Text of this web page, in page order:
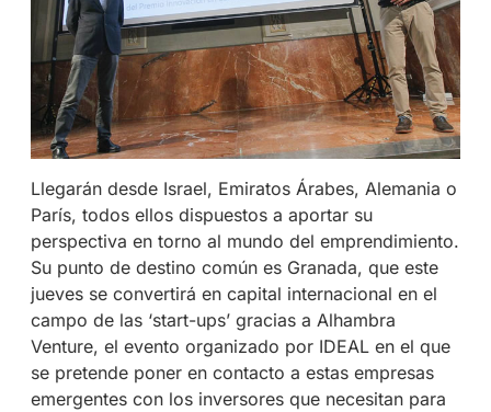
Llegarán desde Israel, Emiratos Árabes, Alemania o
París, todos ellos dispuestos a aportar su
perspectiva en torno al mundo del emprendimiento.
Su punto de destino común es Granada, que este
jueves se convertirá en capital internacional en el
campo de las ‘start-ups’ gracias a Alhambra
Venture, el evento organizado por IDEAL en el que
se pretende poner en contacto a estas empresas
emergentes con los inversores que necesitan para